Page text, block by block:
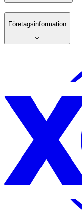
Företagsinformation